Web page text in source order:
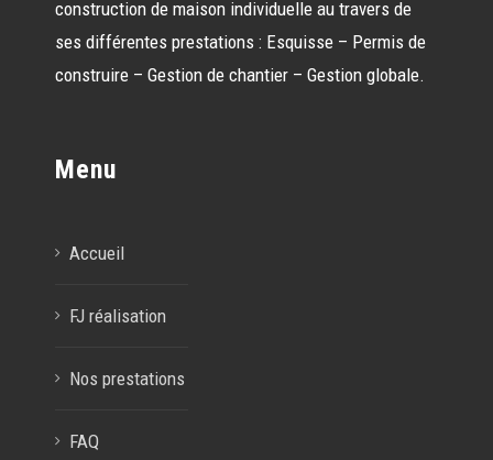
construction de maison individuelle au travers de
ses différentes prestations : Esquisse – Permis de
construire – Gestion de chantier – Gestion globale.
Menu
Accueil
FJ réalisation
Nos prestations
FAQ